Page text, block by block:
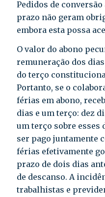
Pedidos de
prazo não geram
embora esta possa
O valor do abono
remuneração dos
do terço
Portanto, se o
férias em abono,
dias e um terço: dez
um terço sobre esses
ser pago juntamente
férias efetivamente
prazo de dois dias
de descanso. A
trabalhistas e